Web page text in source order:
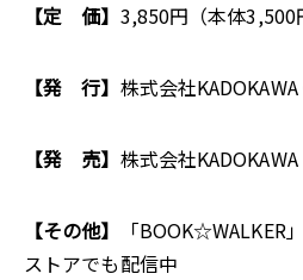
【定 価】 3,850円（本体3,500
【発 行】 株式会社
【発 売】 株式会社KADOKAWA
【その他】
「BOOK☆WALKER
ストアでも配信中